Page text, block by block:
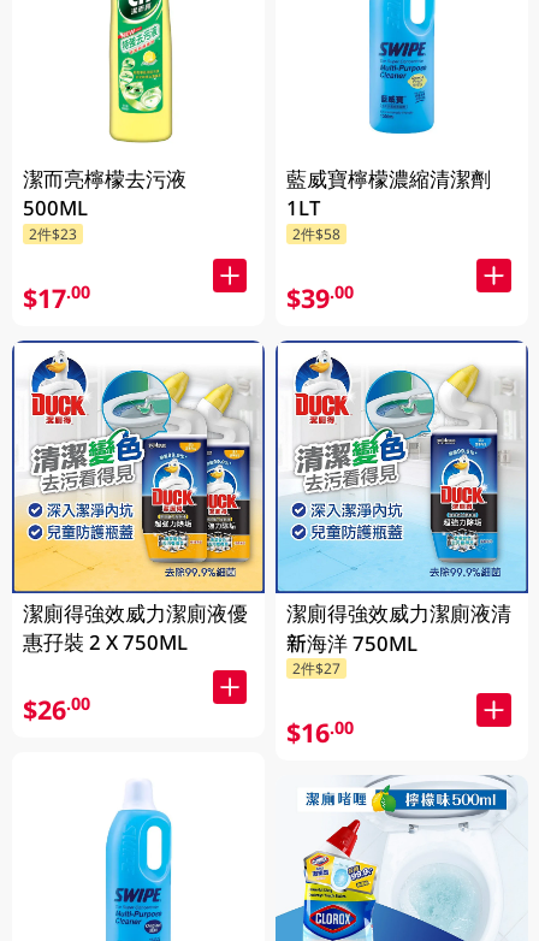
潔而亮檸檬去污液
500ML
2件$23
$17.00
潔廁得強效威力潔廁液優
惠孖裝 2 X 750ML
$26.00
藍威寶檸檬濃縮清潔劑
1LT
2件$58
$39.00
潔廁得強效威力潔廁液清
新海洋 750ML
2件$27
$16.00